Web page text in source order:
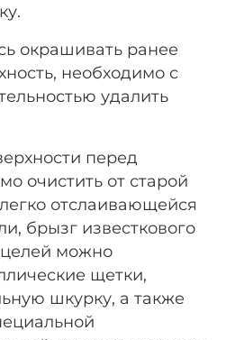
окрашивать ранее
необходимо с
удалить
перед
очистить от старой
отслаивающейся
брызг известкового
целей можно
щетки,
шкурку, а также